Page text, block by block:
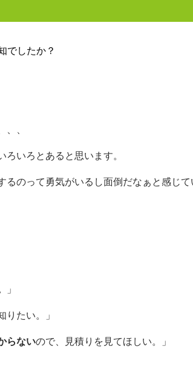
でしたか？
、
いろとあると思います。
のって勇気がいるし面倒だなぁと感じて
」
りたい。」
らないので、見積りを見てほしい。」